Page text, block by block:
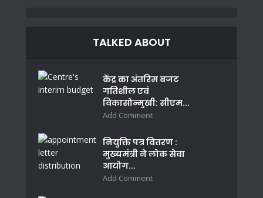
TALKED ABOUT
केंद्र का अंतरिम बजट
गतिशील एवं
विकासोन्मुखी: सीएम...
Add Comment
नियुक्ति पत्र वितरण :
मुख्यमंत्री ने लोक सेवा
आयोग...
Add Comment